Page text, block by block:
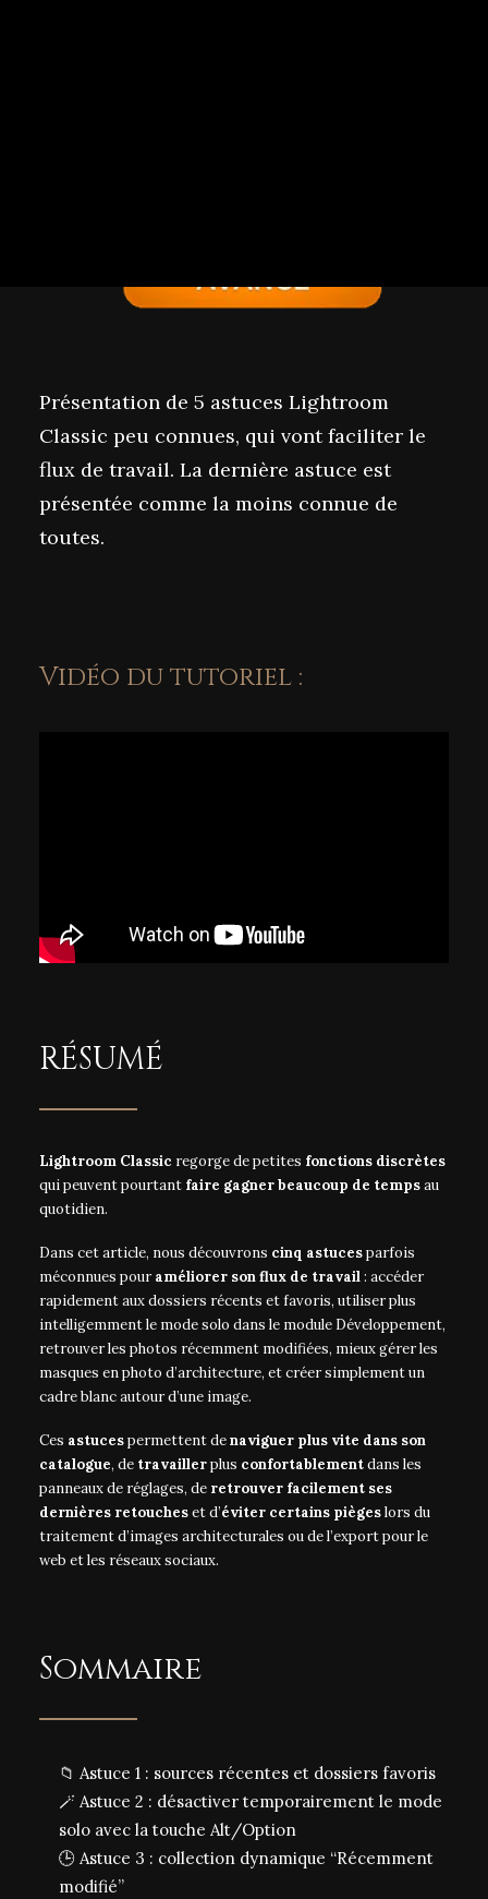
Présentation de 5 astuces Lightroom
Classic peu connues, qui vont faciliter le
flux de travail. La dernière astuce est
présentée comme la moins connue de
toutes.
Vidéo du tutoriel :
RÉSUMÉ
Lightroom Classic regorge de petites fonctions discrètes
qui peuvent pourtant faire gagner beaucoup de tempsau
quotidien.
Dans cet article, nous découvrons cinq astucesparfois
méconnues pouraméliorer son flux de travail: accéder
rapidement aux dossiers récents et favoris, utiliser plus
intelligemment le mode solo dans le module Développement,
retrouver les photos récemment modifiées, mieux gérer les
masques en photo d’architecture, et créer simplement un
cadre blanc autour d’une image.
Ces astucespermettent denaviguer plus vite dans son
catalogue, de travaillerplus confortablementdans les
panneaux de réglages, de retrouver facilement ses
dernières retoucheset d’éviter certains piègeslors du
traitement d’images architecturales ou de l’export pour le
web et les réseaux sociaux.
Sommaire
📁 Astuce 1 : sources récentes et dossiers favoris
🪄 Astuce 2 : désactiver temporairement le mode
solo avec la touche Alt/Option
🕒 Astuce 3 : collection dynamique “Récemment
modifié”